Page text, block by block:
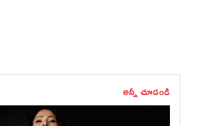
అన్నీ చూడండి